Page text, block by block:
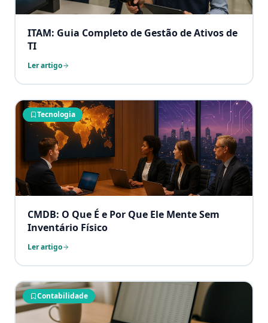
ITAM: Guia Completo de Gestão de Ativos de
TI
Ler artigo
Tecnologia
CMDB: O Que É e Por Que Ele Mente Sem
Inventário Físico
Ler artigo
Contabilidade